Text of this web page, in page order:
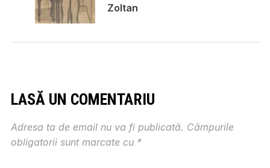
Zoltan
LASĂ UN COMENTARIU
Adresa ta de email nu va fi publicată. Câmpurile
obligatorii sunt marcate cu *